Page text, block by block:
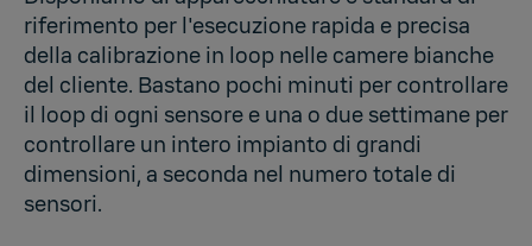
riferimento per l'esecuzione rapida e precisa
della calibrazione in loop nelle camere bianche
del cliente. Bastano pochi minuti per controllare
il loop di ogni sensore e una o due settimane per
controllare un intero impianto di grandi
dimensioni, a seconda nel numero totale di
sensori.